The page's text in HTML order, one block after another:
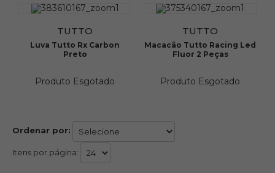
TUTTO
Luva Tutto Rx Carbon
Preto
Produto Esgotado
TUTTO
Macacão Tutto Racing Led
Fluor 2 Peças
Produto Esgotado
Ordenar por:
Itens por página: